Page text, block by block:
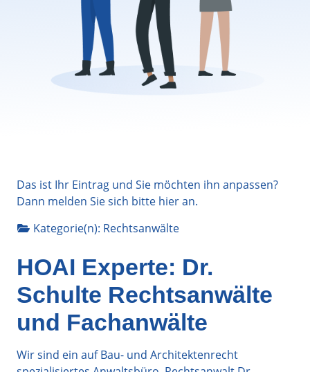
Das ist Ihr Eintrag und Sie möchten ihn anpassen?
Dann melden Sie sich bitte hieran.
Kategorie(n): Rechtsanwälte
HOAI Experte: Dr.
Schulte Rechtsanwälte
und Fachanwälte
Wir sind ein auf Bau- und Architektenrecht